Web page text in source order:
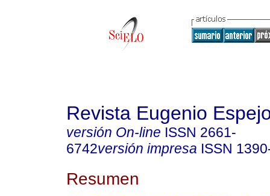
Revista Eugenio
versión On-line ISSN 2661-
6742versión impresa ISSN
Resumen